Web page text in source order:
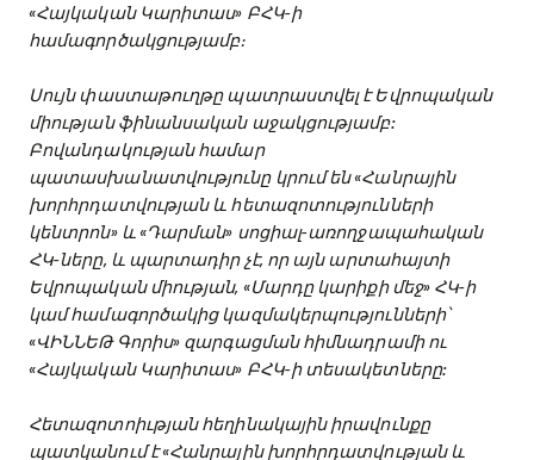
«Հայկական Կարիտաս» ԲՀԿ-ի
համագործակցությամբ։
Սույն փաստաթուղթը պատրաստվել է Եվրոպական
միության ֆինանսական աջակցությամբ:
Բովանդակության համար
պատասխանատվությունը կրում են «Հանրային
խորհրդատվության և հետազոտությունների
կենտրոն» և «Դարման» սոցիալ-առողջապահական
ՀԿ-ները, և պարտադիր չէ, որ այն արտահայտի
Եվրոպական միության, «Մարդը կարիքի մեջ» ՀԿ-ի
կամ համագործակից կազմակերպությունների՝
«ՎԻՆՆԵԹ Գորիս» զարգացման հիմնադրամի ու
«Հայկական Կարիտաս» ԲՀԿ-ի տեսակետները:
Հետազոտոիւթյան հեղինակային իրավունքը
պատկանում է «Հանրային խորհրդատվության և